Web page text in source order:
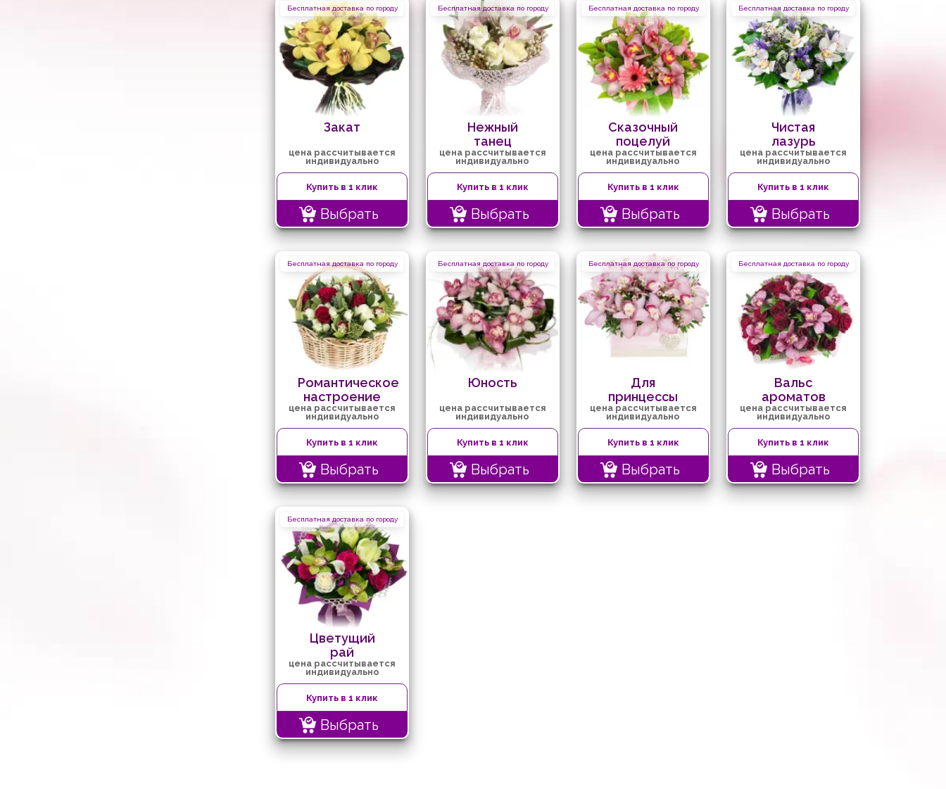
Бесплатная доставка по городу
Закат
цена рассчитывается
индивидуально
Купить в 1 клик
Выбрать
Бесплатная доставка по городу
Нежный
танец
цена рассчитывается
индивидуально
Купить в 1 клик
Выбрать
Бесплатная доставка по городу
Сказочный
поцелуй
орхидеи
цена рассчитывается
индивидуально
Купить в 1 клик
Выбрать
Бесплатная доставка по городу
Чистая
лазурь
цена рассчитывается
индивидуально
Купить в 1 клик
Выбрать
Бесплатная доставка по городу
Романтическое
настроение
цена рассчитывается
индивидуально
Купить в 1 клик
Выбрать
Бесплатная доставка по городу
Юность
цена рассчитывается
индивидуально
Купить в 1 клик
Выбрать
Бесплатная доставка по городу
Для
принцессы
цена рассчитывается
индивидуально
Купить в 1 клик
Выбрать
Бесплатная доставка по городу
Вальс
ароматов
цена рассчитывается
индивидуально
Купить в 1 клик
Выбрать
Бесплатная доставка по городу
Цветущий
рай
цена рассчитывается
индивидуально
Купить в 1 клик
Выбрать